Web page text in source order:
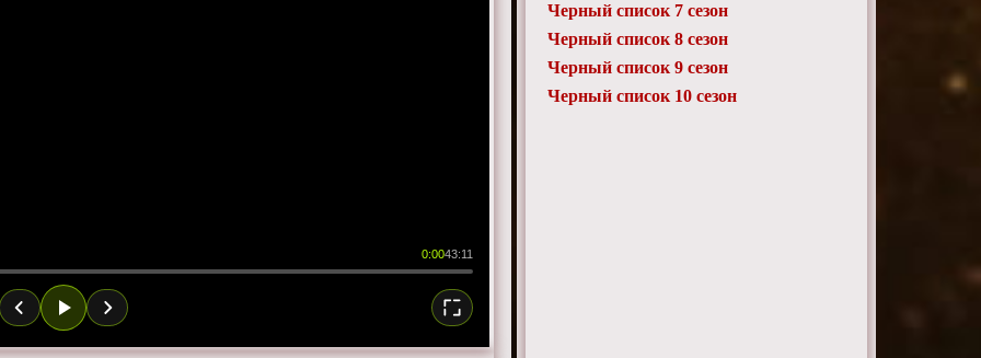
0:0043:11
Черный список 7 сезон
Черный список 8 сезон
Черный список 9 сезон
Черный список 10 сезон